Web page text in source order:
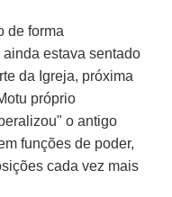
de forma
estava sentado
da Igreja, próxima
próprio
o antigo
funções de poder,
cada vez mais